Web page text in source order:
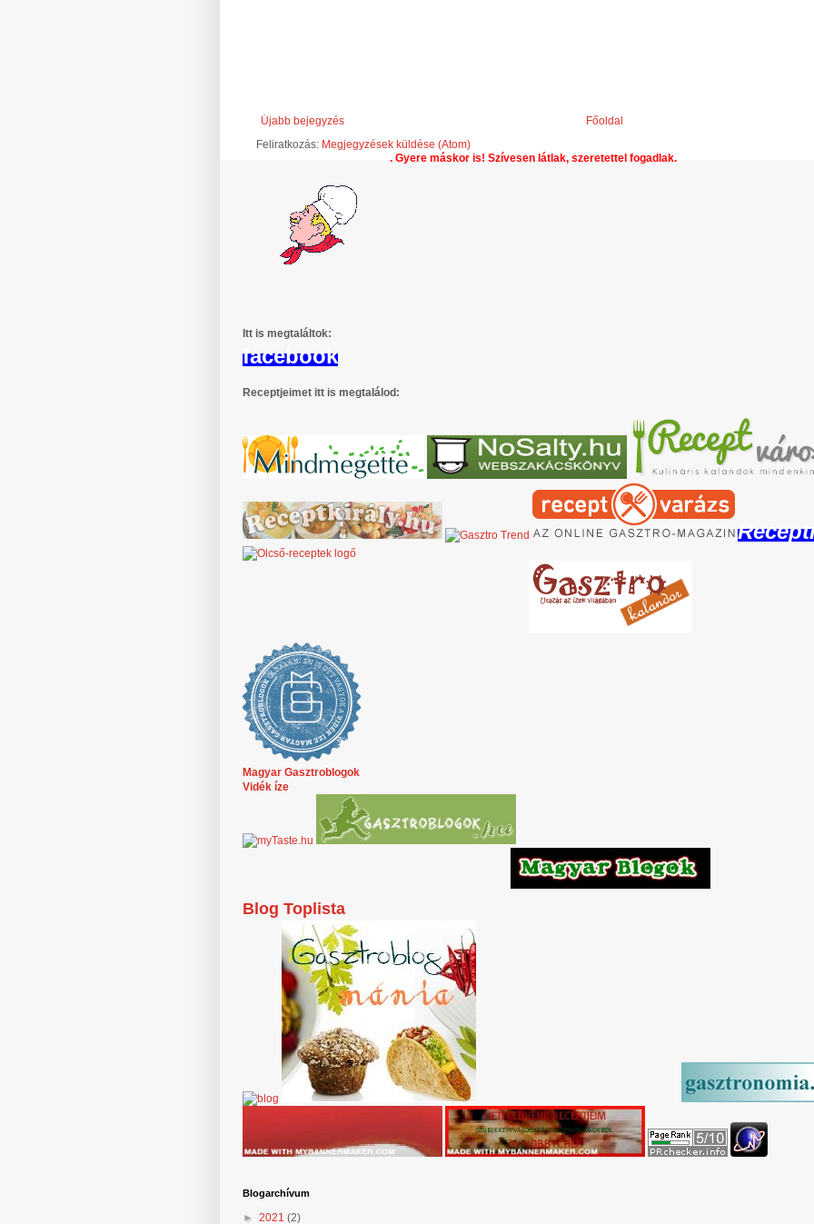
Újabb bejegyzés
Főoldal
Feliratkozás: Megjegyzések küldése (Atom)
Kedves Látogató! Örülök, hogy benéztél hozzám. Gyere máskor is! Szívesen látlak, szeretettel fogadlak.
Itt is megtaláltok:
facebook
Receptjeimet itt is megtalálod:
Magyar Gasztroblogok
Vidék íze
Blog Toplista
Blogarchívum
► 2021 (2)